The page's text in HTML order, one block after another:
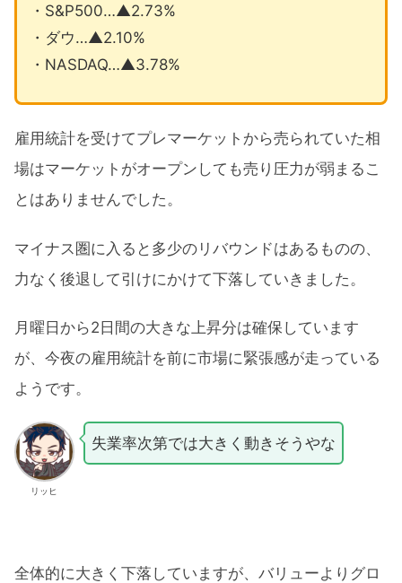
・S&P500…▲2.73%
・ダウ…▲2.10%
・NASDAQ…▲3.78%
雇用統計を受けてプレマーケットから売られていた相
場はマーケットがオープンしても売り圧力が弱まるこ
とはありませんでした。
マイナス圏に入ると多少のリバウンドはあるものの、
力なく後退して引けにかけて下落していきました。
月曜日から2日間の大きな上昇分は確保しています
が、今夜の雇用統計を前に市場に緊張感が走っている
ようです。
リッヒ
失業率次第では大きく動きそうやな
全体的に大きく下落していますが、バリューよりグロ